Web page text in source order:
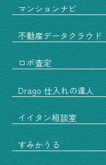
マンションナビ
不動産データクラウド
ロボ査定
Drago 仕入れの達人
イイタン相談室
すみかうる